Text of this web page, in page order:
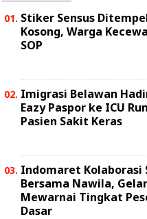
Stiker Sensus
Kosong, Warga
SOP
Imigrasi Belawan
Eazy Paspor ke ICU
Pasien Sakit Keras
Indomaret Kolaborasi
Bersama Nawila,
Mewarnai Tingkat
Dasar